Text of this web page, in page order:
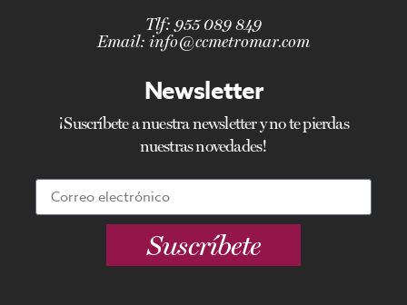
Tlf: 955 089 849
Email: info@ccmetromar.com
Newsletter
¡Suscríbete a nuestra newsletter y no te pierdas
nuestras novedades!
Suscríbete